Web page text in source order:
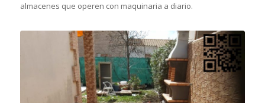
almacenes que operen con maquinaria a diario.